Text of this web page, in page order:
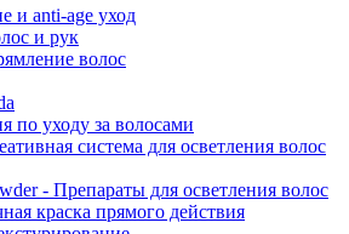
и anti-age уход
и рук
волос
по уходу за волосами
система для осветления волос
- Препараты для осветления волос
краска прямого действия